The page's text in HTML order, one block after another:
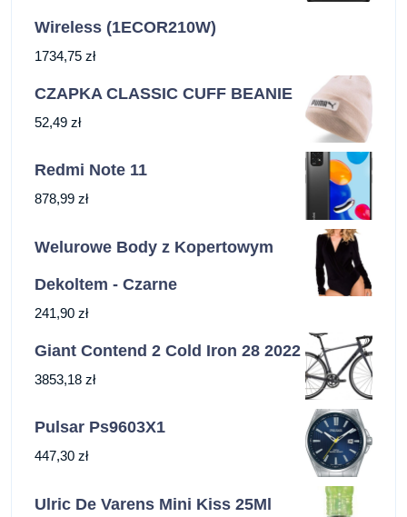
Wireless (1ECOR210W)
1734,75 zł
CZAPKA CLASSIC CUFF BEANIE
52,49 zł
Redmi Note 11
878,99 zł
Welurowe Body z Kopertowym
Dekoltem - Czarne
241,90 zł
Giant Contend 2 Cold Iron 28 2022
3853,18 zł
Pulsar Ps9603X1
447,30 zł
Ulric De Varens Mini Kiss 25Ml